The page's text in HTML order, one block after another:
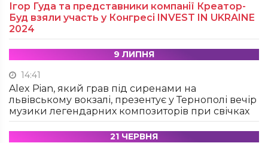
Ігор Гуда та представники компанії Креатор-
Буд взяли участь у Конгресі INVEST IN UKRAINE
2024
9 ЛИПНЯ
14:41
Alex Pian, який грав під сиренами на
львівському вокзалі, презентує у Тернополі вечір
музики легендарних композиторів при свічках
21 ЧЕРВНЯ